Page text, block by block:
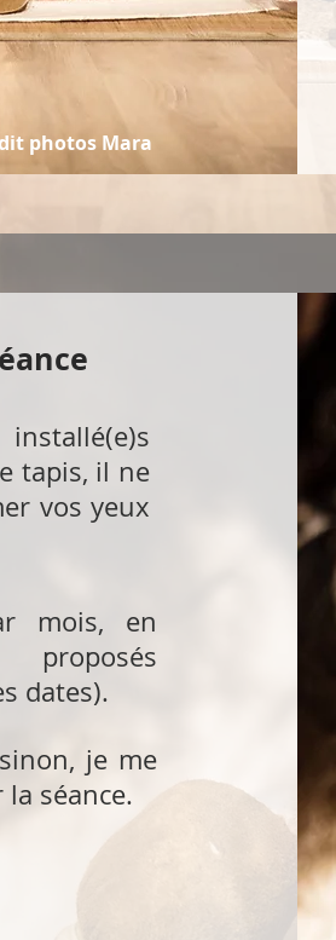
photos Mara
tapis, il ne
vos yeux
mois, en
dates).
je me
séance.